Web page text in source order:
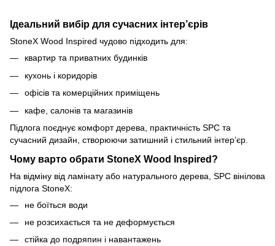
Ідеальний вибір для сучасних інтер’єрів
StoneX Wood Inspired чудово підходить для:
квартир та приватних будинків
кухонь і коридорів
офісів та комерційних приміщень
кафе, салонів та магазинів
Підлога поєднує комфорт дерева, практичність SPC та
сучасний дизайн, створюючи затишний і стильний інтер’єр.
Чому варто обрати StoneX Wood Inspired?
На відміну від ламінату або натурального дерева, SPC вінілова
підлога StoneX:
не боїться води
не розсихається та не деформується
стійка до подряпин і навантажень